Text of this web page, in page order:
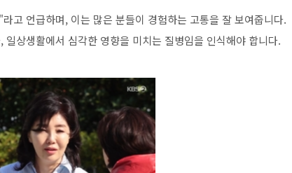
고 언급하며, 이는 많은 분들이 경험하는 고통을 잘 보여줍니다.
상생활에서 심각한 영향을 미치는 질병임을 인식해야 합니다.